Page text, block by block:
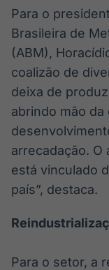
Para o
Brasileira de
(ABM),
coalizão de
deixa de
abrindo mão
arrecadação. O
está vinculado
país”, destaca.
Para o setor, a